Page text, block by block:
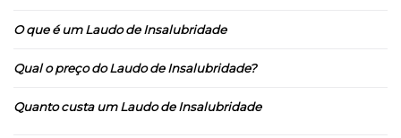
O que é um Laudo de Insalubridade
Qual o preço do Laudo de Insalubridade?
Quanto custa um Laudo de Insalubridade